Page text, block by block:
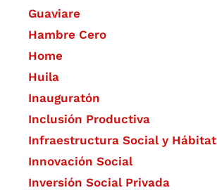
Guaviare
Hambre Cero
Home
Huila
Inauguratón
Inclusión Productiva
Infraestructura Social y Hábitat
​Innovación Social
Inversión Social Privada